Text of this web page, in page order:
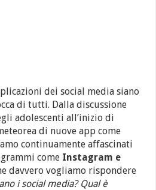
dei social media siano
di tutti. Dalla discussione
adolescenti all’inizio di
di nuove app come
continuamente affascinati
come Instagram e
davvero vogliamo rispondere
i social media? Qual è